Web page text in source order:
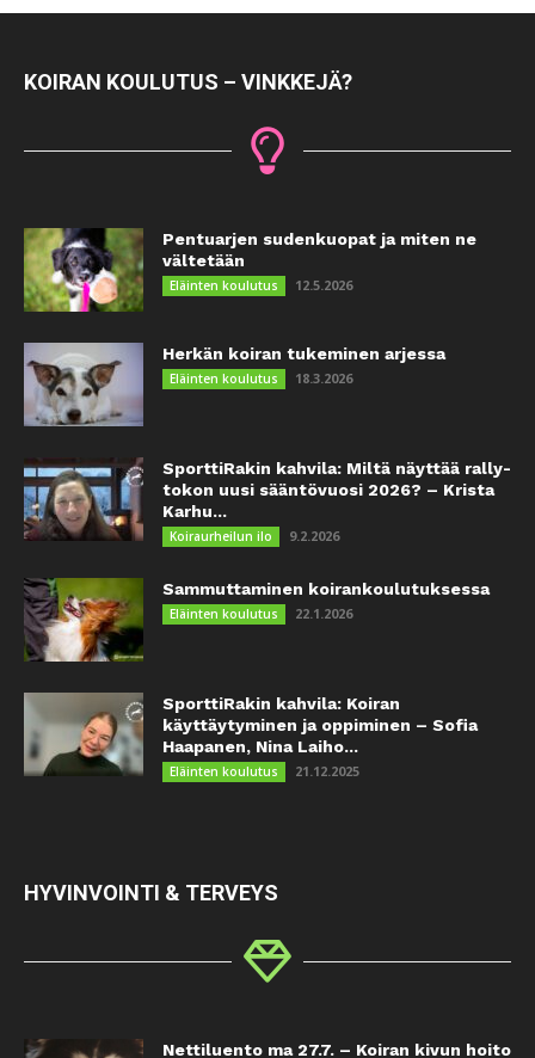
KOIRAN KOULUTUS – VINKKEJÄ?
Pentuarjen sudenkuopat ja miten ne
vältetään
Eläinten koulutus 12.5.2026
Herkän koiran tukeminen arjessa
Eläinten koulutus 18.3.2026
SporttiRakin kahvila: Miltä näyttää rally-
tokon uusi sääntövuosi 2026? – Krista
Karhu...
Koiraurheilun ilo 9.2.2026
Sammuttaminen koirankoulutuksessa
Eläinten koulutus 22.1.2026
SporttiRakin kahvila: Koiran
käyttäytyminen ja oppiminen – Sofia
Haapanen, Nina Laiho...
Eläinten koulutus 21.12.2025
HYVINVOINTI & TERVEYS
Nettiluento ma 27.7. – Koiran kivun hoito